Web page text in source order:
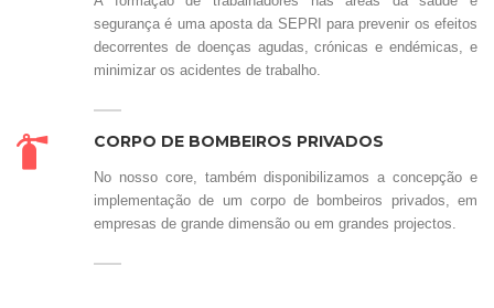
segurança é uma aposta da SEPRI para prevenir os efeitos
decorrentes de doenças agudas, crónicas e endémicas, e
minimizar os acidentes de trabalho.
CORPO DE BOMBEIROS PRIVADOS
No nosso core, também disponibilizamos a concepção e
implementação de um corpo de bombeiros privados, em
empresas de grande dimensão ou em grandes projectos.